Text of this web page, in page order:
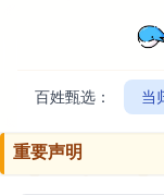
百姓甄选： 当
重要声明